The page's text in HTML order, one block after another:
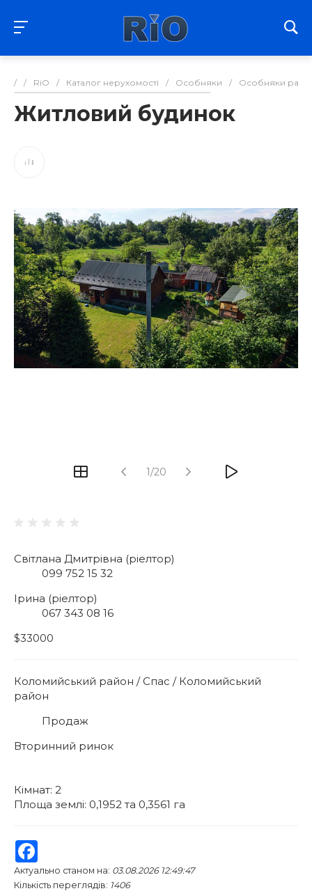
/ / RiO / Каталог нерухомості / Особняки / Особняки
Житловий будинок
1/20
Світлана Дмитрівна (ріелтор)
099 752 15 32
Ірина (ріелтор)
067 343 08 16
$33000
Коломийський район / Спас / Коломийський
район
Продаж
Вторинний ринок
Кімнат: 2
Площа землі: 0,1952 та 0,3561 га
Актуально станом на: 03.08.2026 12:49:47
Кількість переглядів: 1406